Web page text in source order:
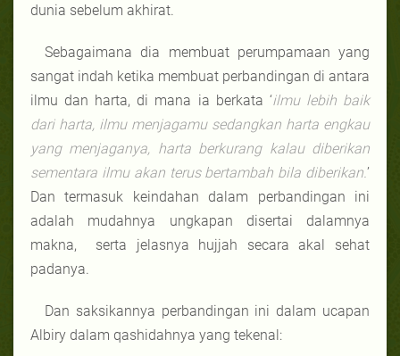
dunia sebelum akhirat.
Sebagaimana dia membuat perumpamaan yang
sangat indah ketika membuat perbandingan di antara
ilmu dan harta, di mana ia berkata ‘ilmu lebih baik
dari harta, ilmu menjagamu sedangkan harta engkau
yang menjaganya, harta berkurang kalau diberikan
sementara ilmu akan terus bertambah bila diberikan. ’
Dan termasuk keindahan dalam perbandingan ini
adalah mudahnya ungkapan disertai dalamnya
makna, serta jelasnya hujjah secara akal sehat
padanya.
Dan saksikannya perbandingan ini dalam ucapan
Albiry dalam qashidahnya yang tekenal: